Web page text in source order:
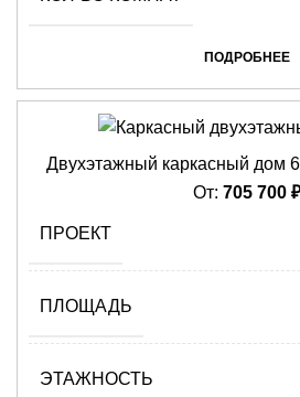
ПОДРОБНЕЕ
Двухэтажный каркасный дом
От: 705 700 ₽
ПРОЕКТ
ПЛОЩАДЬ
ЭТАЖНОСТЬ